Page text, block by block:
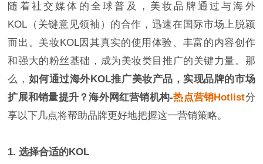
随着社交媒体的全球普及，美妆品牌通过与海外
KOL（关键意见领袖）的合作，迅速在国际市场上脱颖
而出。美妆KOL因其真实的使用体验、丰富的内容创作
和强大的粉丝基础，成为美妆类目推广的关键力量。那
么， 如何通过海外KOL推广美妆产品，实现品牌的市场
扩展和销量提升？海外网红营销机构-热点营销Hotlist分
享以下几点将帮助品牌更好地把握这一营销策略。
1. 选择合适的KOL